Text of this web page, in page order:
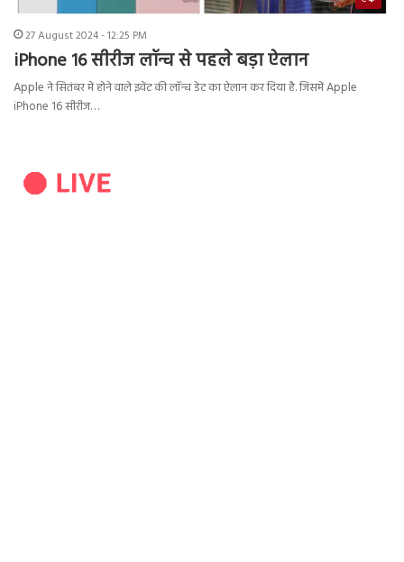
27 August 2024 - 12:25 PM
iPhone 16 सीरीज लॉन्च से पहले बड़ा ऐलान
Apple ने सितंबर में होने वाले इवेंट की लॉन्च डेट का ऐलान कर दिया है. जिसमें Apple
iPhone 16 सीरीज…